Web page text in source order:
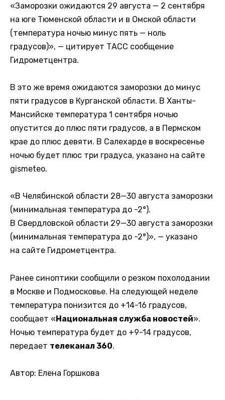
«Заморозки ожидаются 29 августа — 2 сентября
на юге Тюменской области и в Омской области
(температура ночью минус пять — ноль
градусов)», — цитирует ТАСС сообщение
Гидрометцентра.
В это же время ожидаются заморозки до минус
пяти градусов в Курганской области. В Ханты-
Мансийске температура 1 сентября ночью
опустится до плюс пяти градусов, а в Пермском
крае до плюс девяти. В Салехарде в воскресенье
ночью будет плюс три градуса, указано на сайте
gismeteo.
«В Челябинской области 28—30 августа заморозки
(минимальная температура до -2°).
В Свердловской области 29—30 августа заморозки
(минимальная температура до -2°)», — указано
на сайте Гидрометцентра.
Ранее синоптики сообщили о резком похолодании
в Москве и Подмосковье. На следующей неделе
температура понизится до +14-16 градусов,
сообщает «Национальная служба новостей».
Ночью температура будет до +9-14 градусов,
передает телеканал 360.
Автор: Елена Горшкова